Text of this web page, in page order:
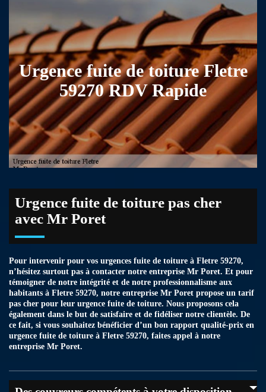
Urgence fuite de toiture Fletre
59270 RDV Rapide
Urgence fuite de toiture pas cher
avec Mr Poret
Pour intervenir pour vos urgences fuite de toiture à Fletre 59270,
n’hésitez surtout pas à contacter notre entreprise Mr Poret. Et pour
témoigner de notre intégrité et de notre professionnalisme aux
habitants à Fletre 59270, notre entreprise Mr Poret propose un tarif
pas cher pour leur urgence fuite de toiture. Nous proposons cela
également dans le but de satisfaire et de fidéliser notre clientèle. De
ce fait, si vous souhaitez bénéficier d’un bon rapport qualité-prix en
urgence fuite de toiture à Fletre 59270, faites appel à notre
entreprise Mr Poret.